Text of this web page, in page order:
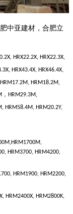
中亚建材，合肥立
HRX22.2X, HRX22.3X,
HRX43.4X, HRX46.4X,
HRM18.2M,
， HRM29.3M,
HRM58.4M, HRM20.2Y,
HRM3700, HRM4200,
HRM1900, HRM2200,
HRM2400X, HRM2800K,